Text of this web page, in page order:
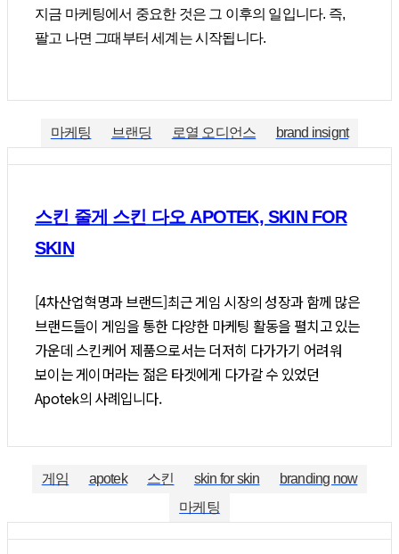
지금 마케팅에서 중요한 것은 그 이후의 일입니다. 즉,
팔고 나면 그때부터 세계는 시작됩니다.
마케팅 브랜딩 로열 오디언스 brand insignt
스킨 줄게 스킨 다오 APOTEK, SKIN FOR
SKIN
[4차산업혁명과 브랜드]최근 게임 시장의 성장과 함께 많은
브랜드들이 게임을 통한 다양한 마케팅 활동을 펼치고 있는
가운데 스킨케어 제품으로서는 더저히 다가가기 어려워
보이는 게이머라는 젊은 타겟에게 다가갈 수 있었던
Apotek의 사례입니다.
게임 apotek 스킨 skin for skin
branding now
마케팅